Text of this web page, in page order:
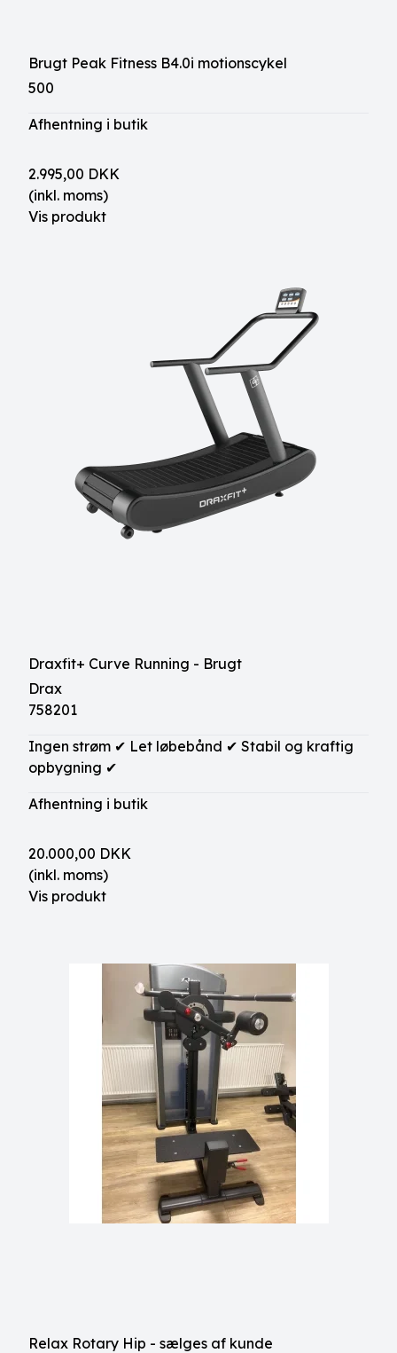
Brugt Peak Fitness B4.0i motionscykel
500
Afhentning i butik
2.995,00 DKK
(inkl. moms)
Vis produkt
Draxfit+ Curve Running - Brugt
Drax
758201
Ingen strøm ✔ Let løbebånd ✔ Stabil og kraftig
opbygning ✔
Afhentning i butik
20.000,00 DKK
(inkl. moms)
Vis produkt
Relax Rotary Hip - sælges af kunde